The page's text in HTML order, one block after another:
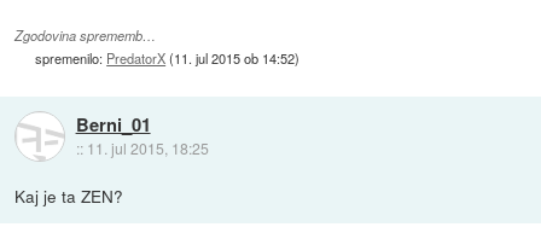
Zgodovina sprememb…
spremenilo: PredatorX(11. jul 2015 ob 14:52)
Berni_01
:: 11. jul 2015, 18:25
Kaj je ta ZEN?